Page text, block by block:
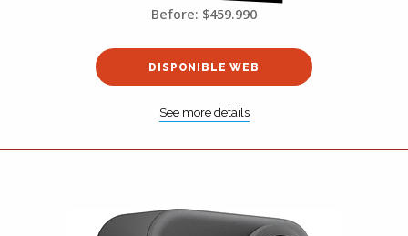
Before: $459.990
DISPONIBLE WEB
See more details